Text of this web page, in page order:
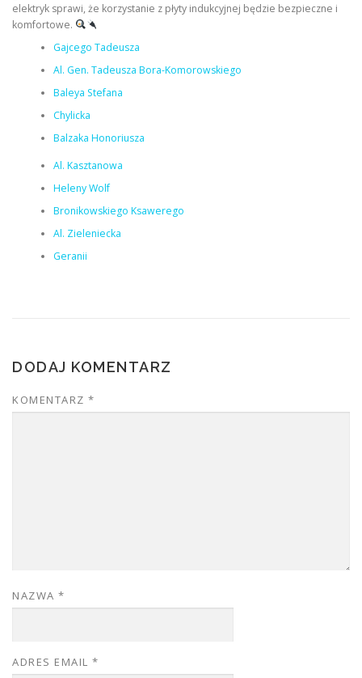
elektryk sprawi, że korzystanie z płyty indukcyjnej będzie bezpieczne i
komfortowe.
Gajcego Tadeusza
Al. Gen. Tadeusza Bora-Komorowskiego
Baleya Stefana
Chylicka
Balzaka Honoriusza
Al. Kasztanowa
Heleny Wolf
Bronikowskiego Ksawerego
Al. Zieleniecka
Geranii
DODAJ KOMENTARZ
KOMENTARZ *
NAZWA *
ADRES EMAIL *